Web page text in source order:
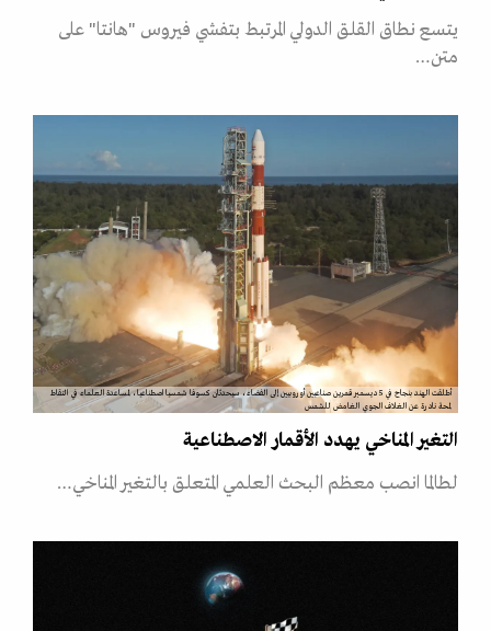
يتسع نطاق القلق الدولي المرتبط بتفشي فيروس "هانتا" على
متن…
أطلقت الهند بنجاح في 5 ديسمبر قمرين صناعيين أوروبيين إلى الفضاء، سيحدثان كسوفا شمسيا اصطناعيا، لمساعدة العلماء في التقاط
لمحة نادرة عن الغلاف الجوي الغامض للشمس
التغير المناخي يهدد الأقمار الاصطناعية
لطالما انصب معظم البحث العلمي المتعلق بالتغير المناخي…